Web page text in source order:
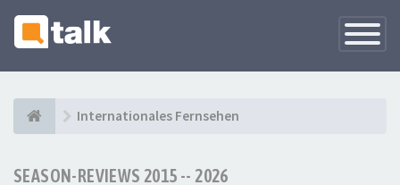
Internationales Fernsehen
SEASON-REVIEWS 2015 -- 2026